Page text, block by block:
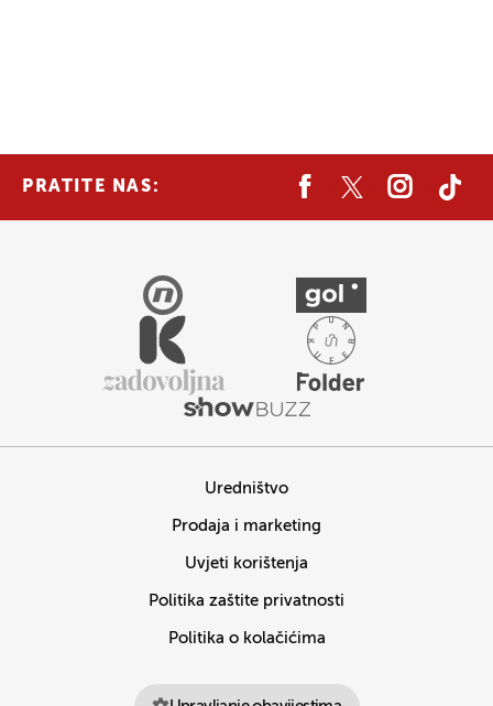
PRATITE NAS:
Uredništvo
Prodaja i marketing
Uvjeti korištenja
Politika zaštite privatnosti
Politika o kolačićima